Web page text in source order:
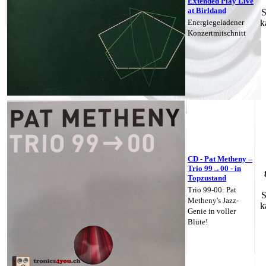
at Birldand
Energiegeladener
Konzertmitschnitt
CD - Pat Metheny –
Trio 99→00 - in
Topzustand
Trio 99-00: Pat
Metheny's Jazz-
Genie in voller
Blüte!